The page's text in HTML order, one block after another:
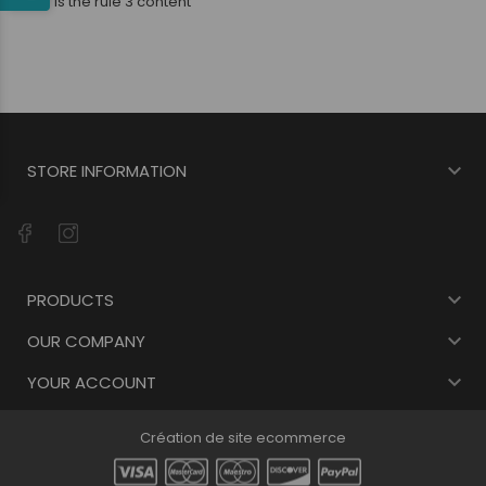
STORE INFORMATION 
PRODUCTS 
OUR COMPANY 
YOUR ACCOUNT 
Création de site ecommerce